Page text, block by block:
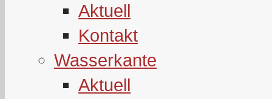
Aktuell
Kontakt
Wasserkante
Aktuell